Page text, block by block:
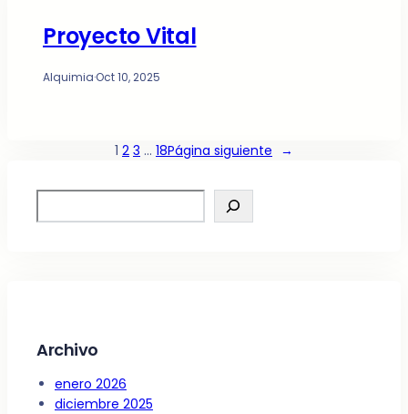
Proyecto Vital
Alquimia·Oct 10, 2025
1 2 3 … 18Página siguiente →
e
Archivo
enero 2026
diciembre 2025